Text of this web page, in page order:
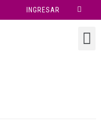
INGRESAR